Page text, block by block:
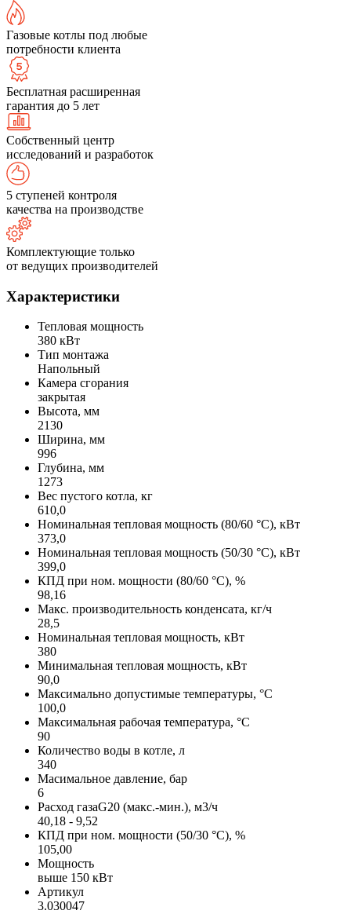
Газовые котлы под любые
потребности клиента
Бесплатная расширенная
гарантия до 5 лет
Собственный центр
исследований и разработок
5 ступеней контроля
качества на производстве
Комплектующие только
от ведущих производителей
Характеристики
Тепловая мощность
380 кВт
Тип монтажа
Напольный
Камера сгорания
закрытая
Высота, мм
2130
Ширина, мм
996
Глубина, мм
1273
Вес пустого котла, кг
610,0
Номинальная тепловая мощность (80/60 °C), кВт
373,0
Номинальная тепловая мощность (50/30 °C), кВт
399,0
КПД при ном. мощности (80/60 °C), %
98,16
Макс. производительность конденсата, кг/ч
28,5
Номинальная тепловая мощность, кВт
380
Минимальная тепловая мощность, кВт
90,0
Максимально допустимые температуры, °C
100,0
Максимальная рабочая температура, °C
90
Количество воды в котле, л
340
Масимальное давление, бар
6
Расход газаG20 (макс.-мин.), м3/ч
40,18 - 9,52
КПД при ном. мощности (50/30 °C), %
105,00
Мощность
выше 150 кВт
Артикул
3.030047